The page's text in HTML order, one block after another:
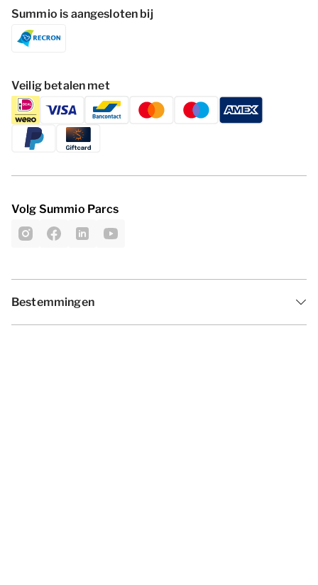
Summio is aangesloten bij
Veilig betalen met
Volg Summio Parcs
Bestemmingen